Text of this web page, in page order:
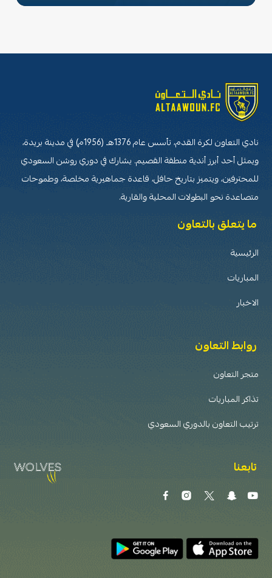
نادي التعاون لكرة القدم، تأسس عام 1376هـ (1956م) في مدينة بريدة،
ويمثل أحد أبرز أندية منطقة القصيم. يشارك في دوري روشن السعودي
للمحترفين، ويتميز بتاريخ حافل، قاعدة جماهيرية مخلصة، وطموحات
متصاعدة نحو البطولات المحلية والقارية.
ما يتعلق بالتعاون
الرئيسية
المباريات
الاخبار
روابط التعاون
متجر التعاون
تذاكر المباريات
ترتيب التعاون بالدوري السعودي
تابعنا